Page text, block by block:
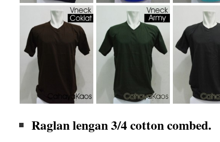
Raglan lengan 3/4 cotton combed.